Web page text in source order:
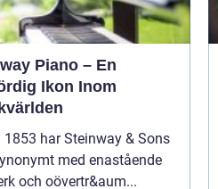
Piano – En
Ikon Inom
1853 har Steinway & Sons
med enastående
och oövertr&aum...